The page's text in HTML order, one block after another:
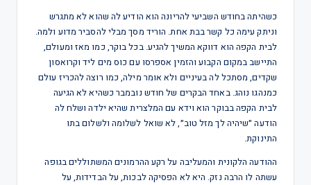
כשהיתה בחודש השביעי להריונה הוא הודיע לה שהוא לא מתגרש
וניתק עימה כל קשר בבת אחת. הוריד מסך מבלי להסביר מדוע ולמה.
לבית הקפה הוא דווקא המשיך להגיע. בכל בוקר, כמו מאז ומעולם,
התיישב במקום הקבוע והזמין אספרסו עם כוס מים ליד וקרואסון
שקדים, מסתכל לה בעיניים ולא אומר מילה, כמו רוצה להכריז עולם
כמנהגו נוהג. באחד הבקרים של חודש נובמבר כשהיא לא הגיעה
לבית הקפה בבוקר הוא וידא עם המלצרית שהיא ילדה ושלח לה
הודעה ״שיהיה לך מזל טוב״, לא שואל לשלומה ולשלום בתו
התינוקת.
ההודעה הלקונית והמעליבה על רקע ההרמונים המשתוללים בגופה
עשתה לו הרבה נזק. היא לא הפסיקה לבכות, על הבדידות, על